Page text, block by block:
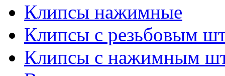
Клипсы нажимные
Клипсы с резьбовым
Клипсы с нажимным